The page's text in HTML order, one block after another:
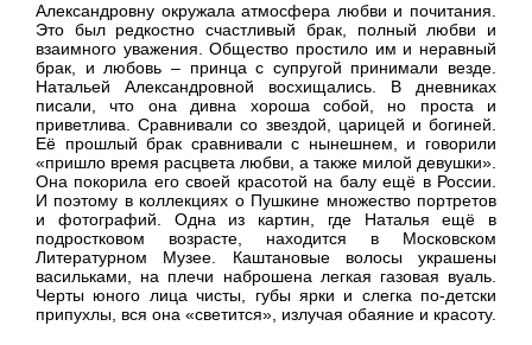
Александровну окружала атмосфера любви и почитания.
Это был редкостно счастливый брак, полный любви и
взаимного уважения. Общество простило им и неравный
брак, и любовь – принца с супругой принимали везде.
Натальей Александровной восхищались. В дневниках
писали, что она дивна хороша собой, но проста и
приветлива. Сравнивали со звездой, царицей и богиней.
Её прошлый брак сравнивали с нынешнем, и говорили
«пришло время расцвета любви, а также милой девушки».
Она покорила его своей красотой на балу ещё в России.
И поэтому в коллекциях о Пушкине множество портретов
и фотографий. Одна из картин, где Наталья ещё в
подростковом возрасте, находится в Московском
Литературном Музее. Каштановые волосы украшены
васильками, на плечи наброшена легкая газовая вуаль.
Черты юного лица чисты, губы ярки и слегка по-детски
припухлы, вся она «светится», излучая обаяние и красоту.